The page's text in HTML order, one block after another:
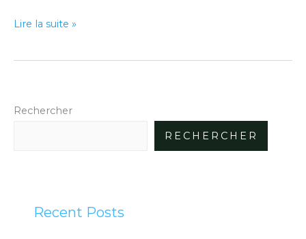
Lire la suite »
Rechercher
RECHERCHER
Recent Posts